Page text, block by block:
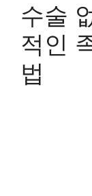
수술
적인
법